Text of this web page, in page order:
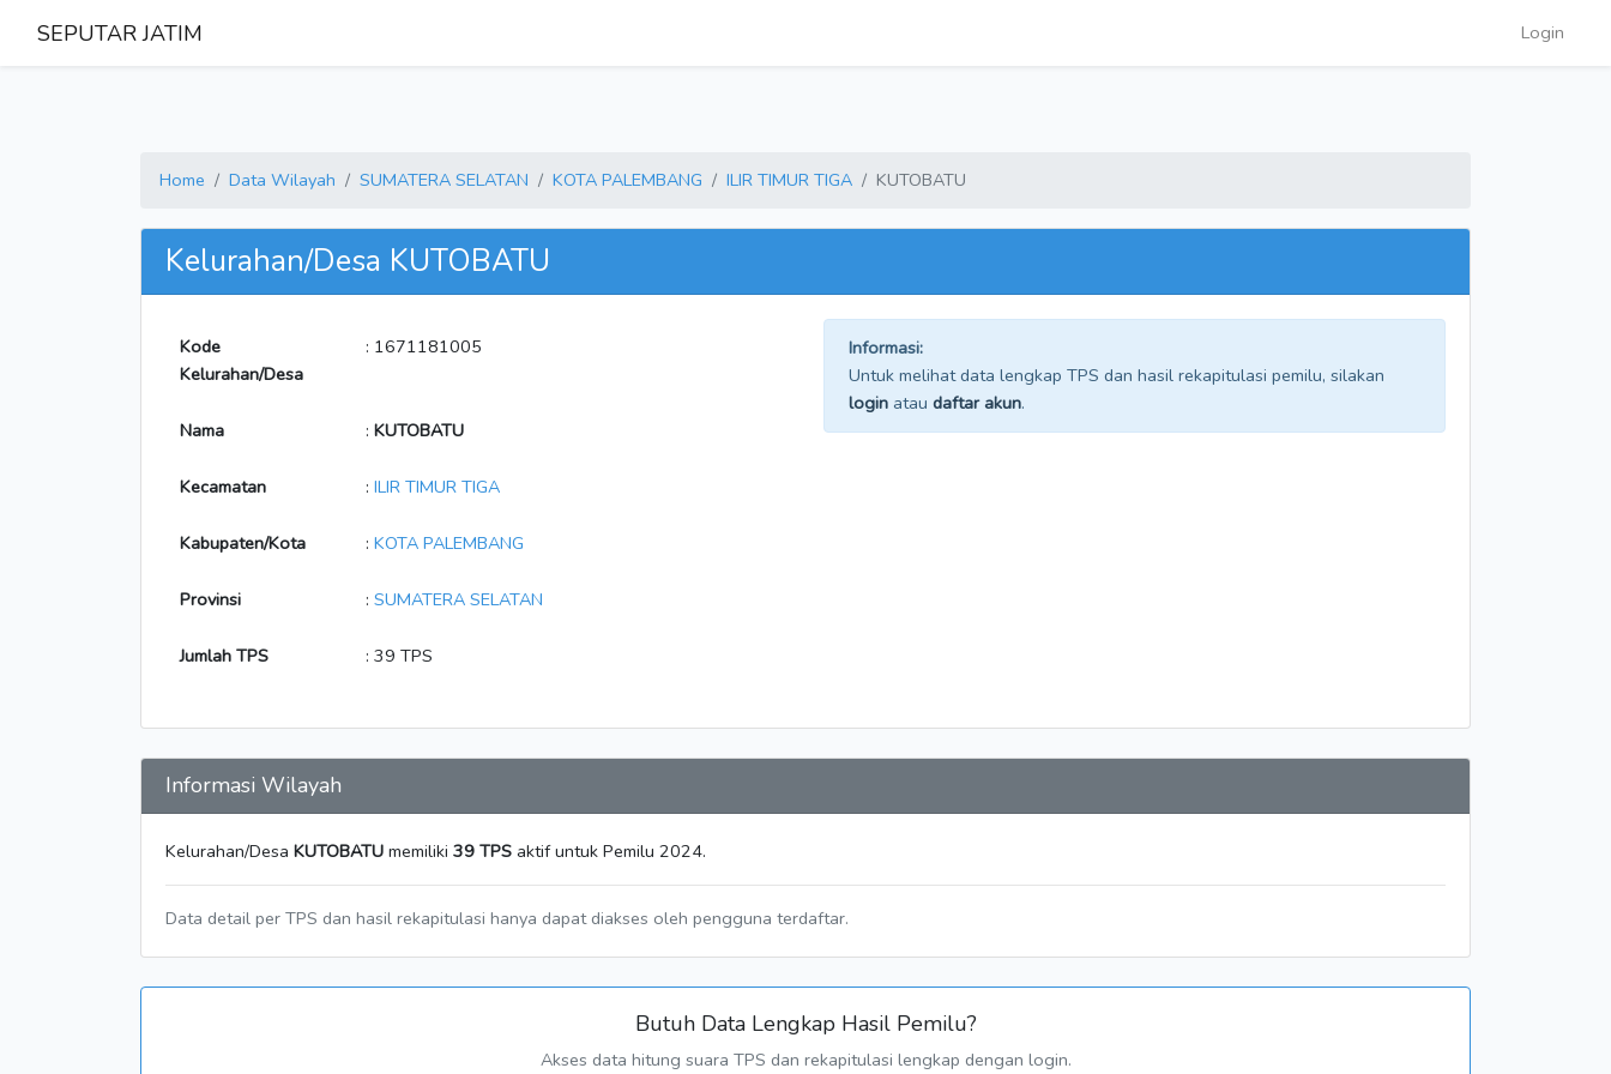
SEPUTAR JATIM Login
Home Data Wilayah SUMATERA SELATAN KOTA PALEMBANG ILIR TIMUR TIGA KUTOBATU
Kelurahan/Desa KUTOBATU
Kode
Kelurahan/Desa
: 1671181005
Nama : KUTOBATU
Kecamatan : ILIR TIMUR TIGA
Kabupaten/Kota : KOTA PALEMBANG
Provinsi : SUMATERA SELATAN
Jumlah TPS : 39 TPS
Informasi:
Untuk melihat data lengkap TPS dan hasil rekapitulasi pemilu, silakan
login atau daftar akun.
Informasi Wilayah
Kelurahan/Desa KUTOBATU memiliki 39 TPS aktif untuk Pemilu 2024.
Data detail per TPS dan hasil rekapitulasi hanya dapat diakses oleh pengguna terdaftar.
Butuh Data Lengkap Hasil Pemilu?
Akses data hitung suara TPS dan rekapitulasi lengkap dengan login.